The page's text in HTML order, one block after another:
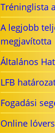
Tréninglista
A legjobb
megjavította
Általános
LFB
Fogadási
Online